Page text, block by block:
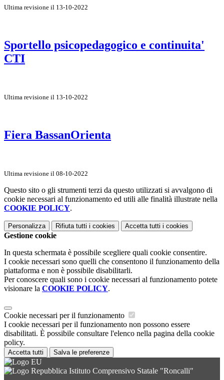
Ultima revisione il 13-10-2022
Sportello psicopedagogico e continuita'
CTI
Ultima revisione il 13-10-2022
Fiera BassanOrienta
Ultima revisione il 08-10-2022
Questo sito o gli strumenti terzi da questo utilizzati si avvalgono di
cookie necessari al funzionamento ed utili alle finalità illustrate nella
COOKIE POLICY.
Personalizza Rifiuta tutti i cookies Accetta tutti i cookies
Gestione cookie
In questa schermata è possibile scegliere quali cookie consentire.
I cookie necessari sono quelli che consentono il funzionamento della
piattaforma e non è possibile disabilitarli.
Per conoscere quali sono i cookie necessari al funzionamento potete
visionare la COOKIE POLICY.
Cookie necessari per il funzionamento
I cookie necessari per il funzionamento non possono essere
disabilitati. È possibile consultare l'elenco nella pagina della cookie
policy.
Accetta tutti Salva le preferenze
Istituto Comprensivo Statale "Roncalli"